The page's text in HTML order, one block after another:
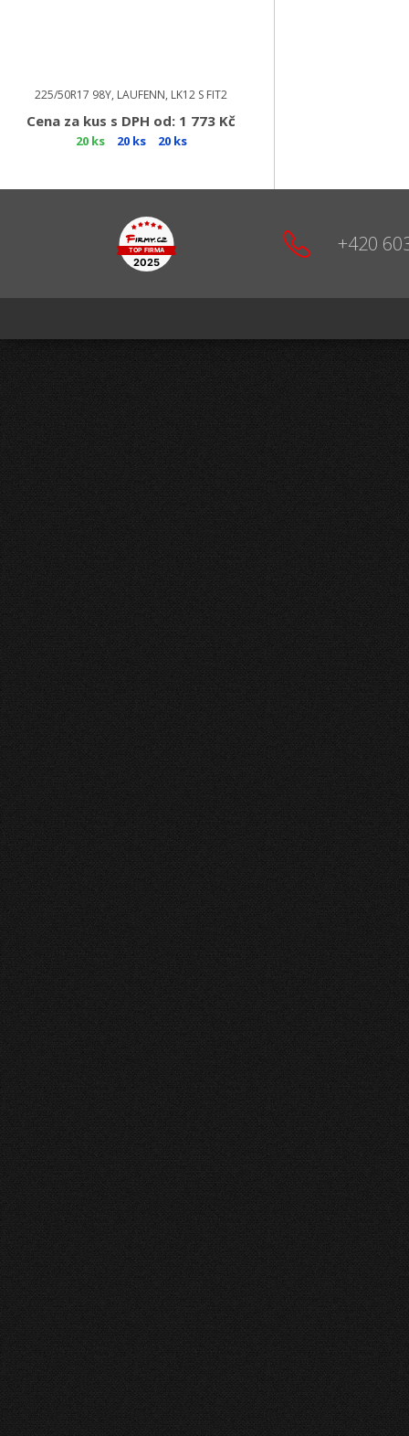
225/50R17 98Y, LAUFENN, LK12 S FIT2
Cena za kus s DPH od: 1 773 Kč
20 ks 20 ks 20 ks
+420